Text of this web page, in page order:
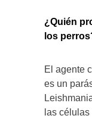
¿Quién
los
El agente
es un
las